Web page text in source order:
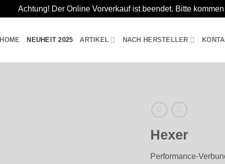
Achtung! Der Online Vorverkauf ist beendet. Bitte
HOME NEUHEIT 2025 ARTIKEL NACH HERSTELLER
Hexer
Performance-